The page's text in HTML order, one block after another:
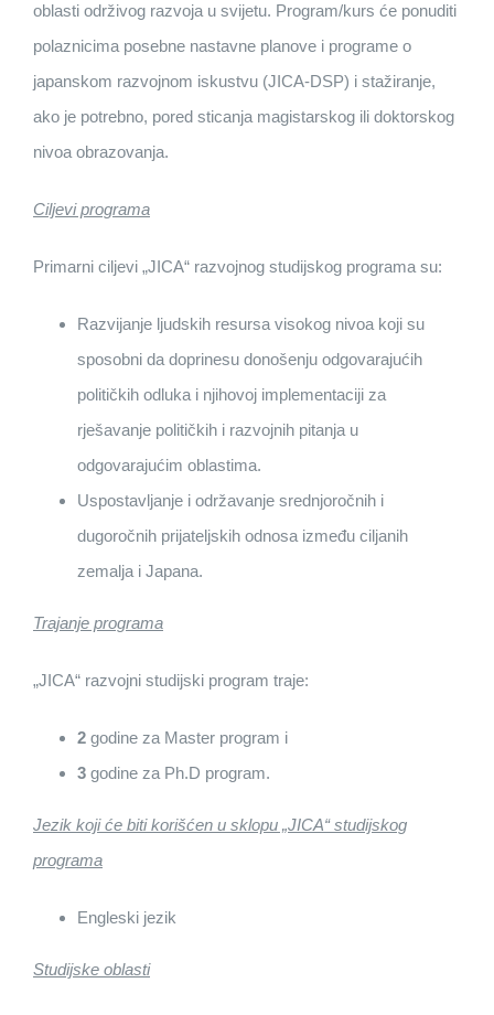
oblasti održivog razvoja u svijetu. Program/kurs će ponuditi
polaznicima posebne nastavne planove i programe o
japanskom razvojnom iskustvu (JICA-DSP) i stažiranje,
ako je potrebno, pored sticanja magistarskog ili doktorskog
nivoa obrazovanja.
Ciljevi programa
Primarni ciljevi „JICA“ razvojnog studijskog programa su:
Razvijanje ljudskih resursa visokog nivoa koji su
sposobni da doprinesu donošenju odgovarajućih
političkih odluka i njihovoj implementaciji za
rješavanje političkih i razvojnih pitanja u
odgovarajućim oblastima.
Uspostavljanje i održavanje srednjoročnih i
dugoročnih prijateljskih odnosa između ciljanih
zemalja i Japana.
Trajanje programa
„JICA“ razvojni studijski program traje:
2 godine za Master program i
3 godine za Ph.D program.
Jezik koji će biti korišćen u sklopu „JICA“ studijskog
programa
Engleski jezik
Studijske oblasti